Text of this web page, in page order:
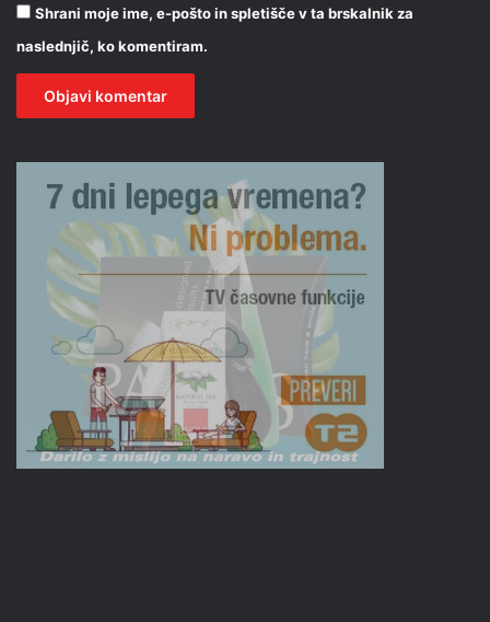
Shrani moje ime, e-pošto in spletišče v ta brskalnik za
naslednjič, ko komentiram.